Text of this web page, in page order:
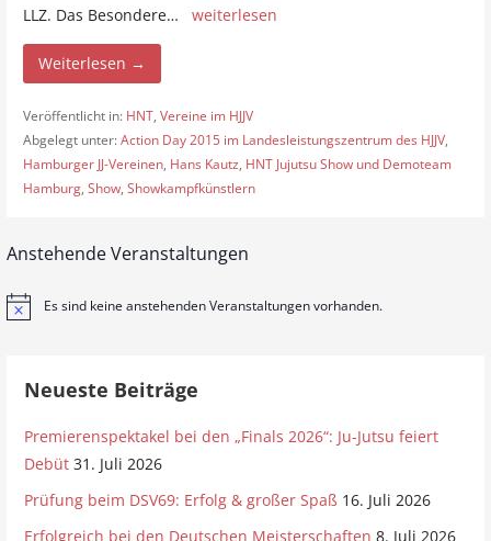
LLZ. Das Besondere… weiterlesen
Weiterlesen →
Veröffentlicht in: HNT, Vereine im HJJV
Abgelegt unter:Action Day 2015 im Landesleistungszentrum des HJJV,
Hamburger JJ-Vereinen, Hans Kautz, HNT Jujutsu Show und Demoteam
Hamburg, Show, Showkampfkünstlern
Anstehende Veranstaltungen
H
Es sind keine anstehenden Veranstaltungen vorhanden.
Neueste Beiträge
Premierenspektakel bei den „Finals 2026“: Ju-Jutsu feiert
Debüt 31. Juli 2026
Prüfung beim DSV69: Erfolg & großer Spaß 16. Juli 2026
Erfolgreich bei den Deutschen Meisterschaften 8. Juli 2026